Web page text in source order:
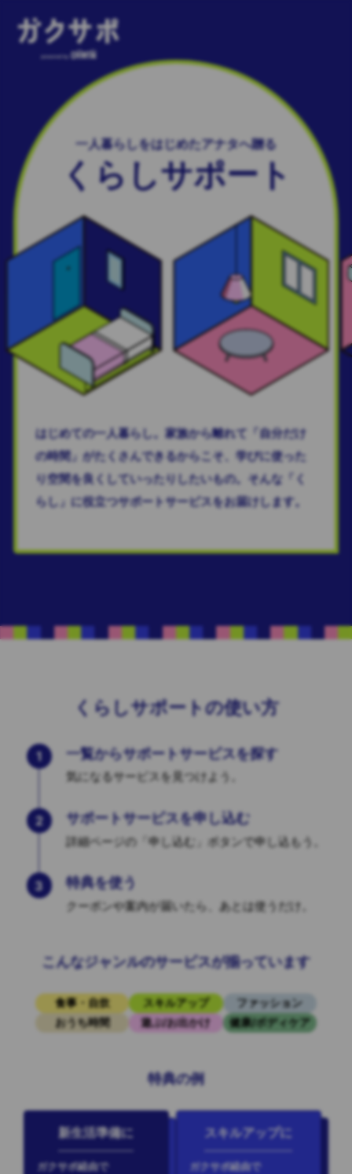
一人暮らしをはじめたアナタへ贈る
くらしサポート
はじめての一人暮らし。家族から離れて「自分だけ
の時間」がたくさんできるからこそ、学びに使った
り空間を良くしていったりしたいもの。そんな「く
らし」に役立つサポートサービスをお届けします。
くらしサポートの使い方
1 一覧からサポートサービスを探す
気になるサービスを見つけよう。
2 サポートサービスを申し込む
詳細ページの「申し込む」ボタンで申し込もう。
3 特典を使う
クーポンや案内が届いたら、あとは使うだけ。
こんなジャンルのサービスが揃っています
食事・自炊 スキルアップ
ファッション
おうち時間
遊ぶ/お出かけ 健康/ボディケア
特典の例
新生活準備に
ガクサポ経由で
スキルアップに
ガクサポ経由で